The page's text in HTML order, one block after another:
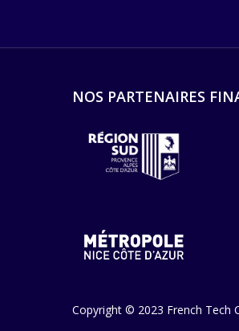
NOS PARTENAIRES
Copyright © 2023 French Tech